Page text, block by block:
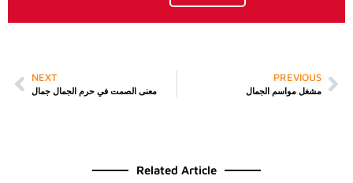
PREVIOUS
مشغل مواسم الجمال
NEXT
معنى الصمت في حرم الجمال جمال
Related Article